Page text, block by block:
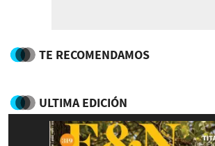
TE RECOMENDAMOS
ULTIMA EDICIÓN